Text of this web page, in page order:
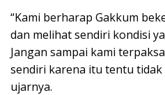
“Kami berharap Gakkum
dan melihat sendiri kondisi
Jangan sampai kami
sendiri karena itu tentu tidak
ujarnya.